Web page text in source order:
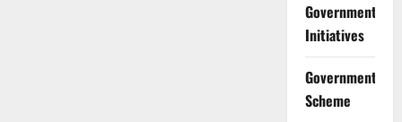
Government
Initiatives
Government
Scheme